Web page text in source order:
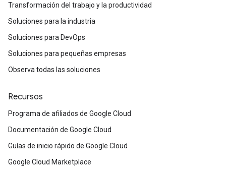
Transformación del trabajo y la productividad
Soluciones para la industria
Soluciones para DevOps
Soluciones para pequeñas empresas
Observa todas las soluciones
Recursos
Programa de afiliados de Google Cloud
Documentación de Google Cloud
Guías de inicio rápido de Google Cloud
Google Cloud Marketplace